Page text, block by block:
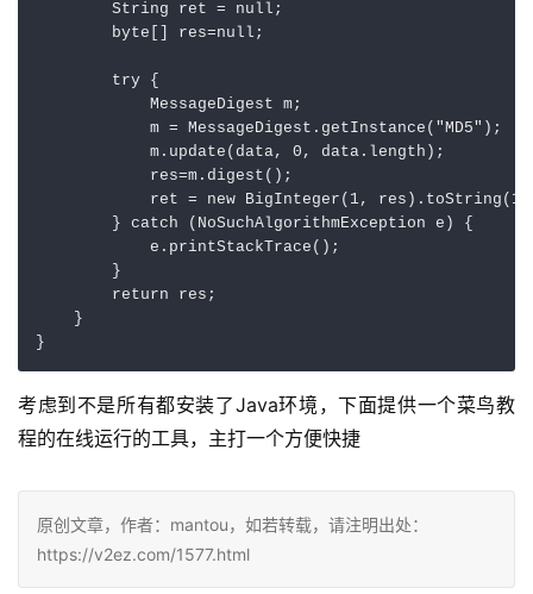
String
ret = null ;
byte [] res=null ;
try {
            MessageDigest m;
            m = MessageDigest.getInstance(
"MD5" );
            m.update(data,
0 , data.length);
            res=m.digest();
            ret =
new BigInteger ( 1, res).toString( 16
        }
catch (NoSuchAlgorithmException e) {
            e.printStackTrace();
        }
return res;
    }
考虑到不是所有都安装了Java环境，下面提供一个菜鸟教
程的在线运行的工具，主打一个方便快捷
原创文章，作者：mantou，如若转载，请注明出处：
https://v2ez.com/1577.html